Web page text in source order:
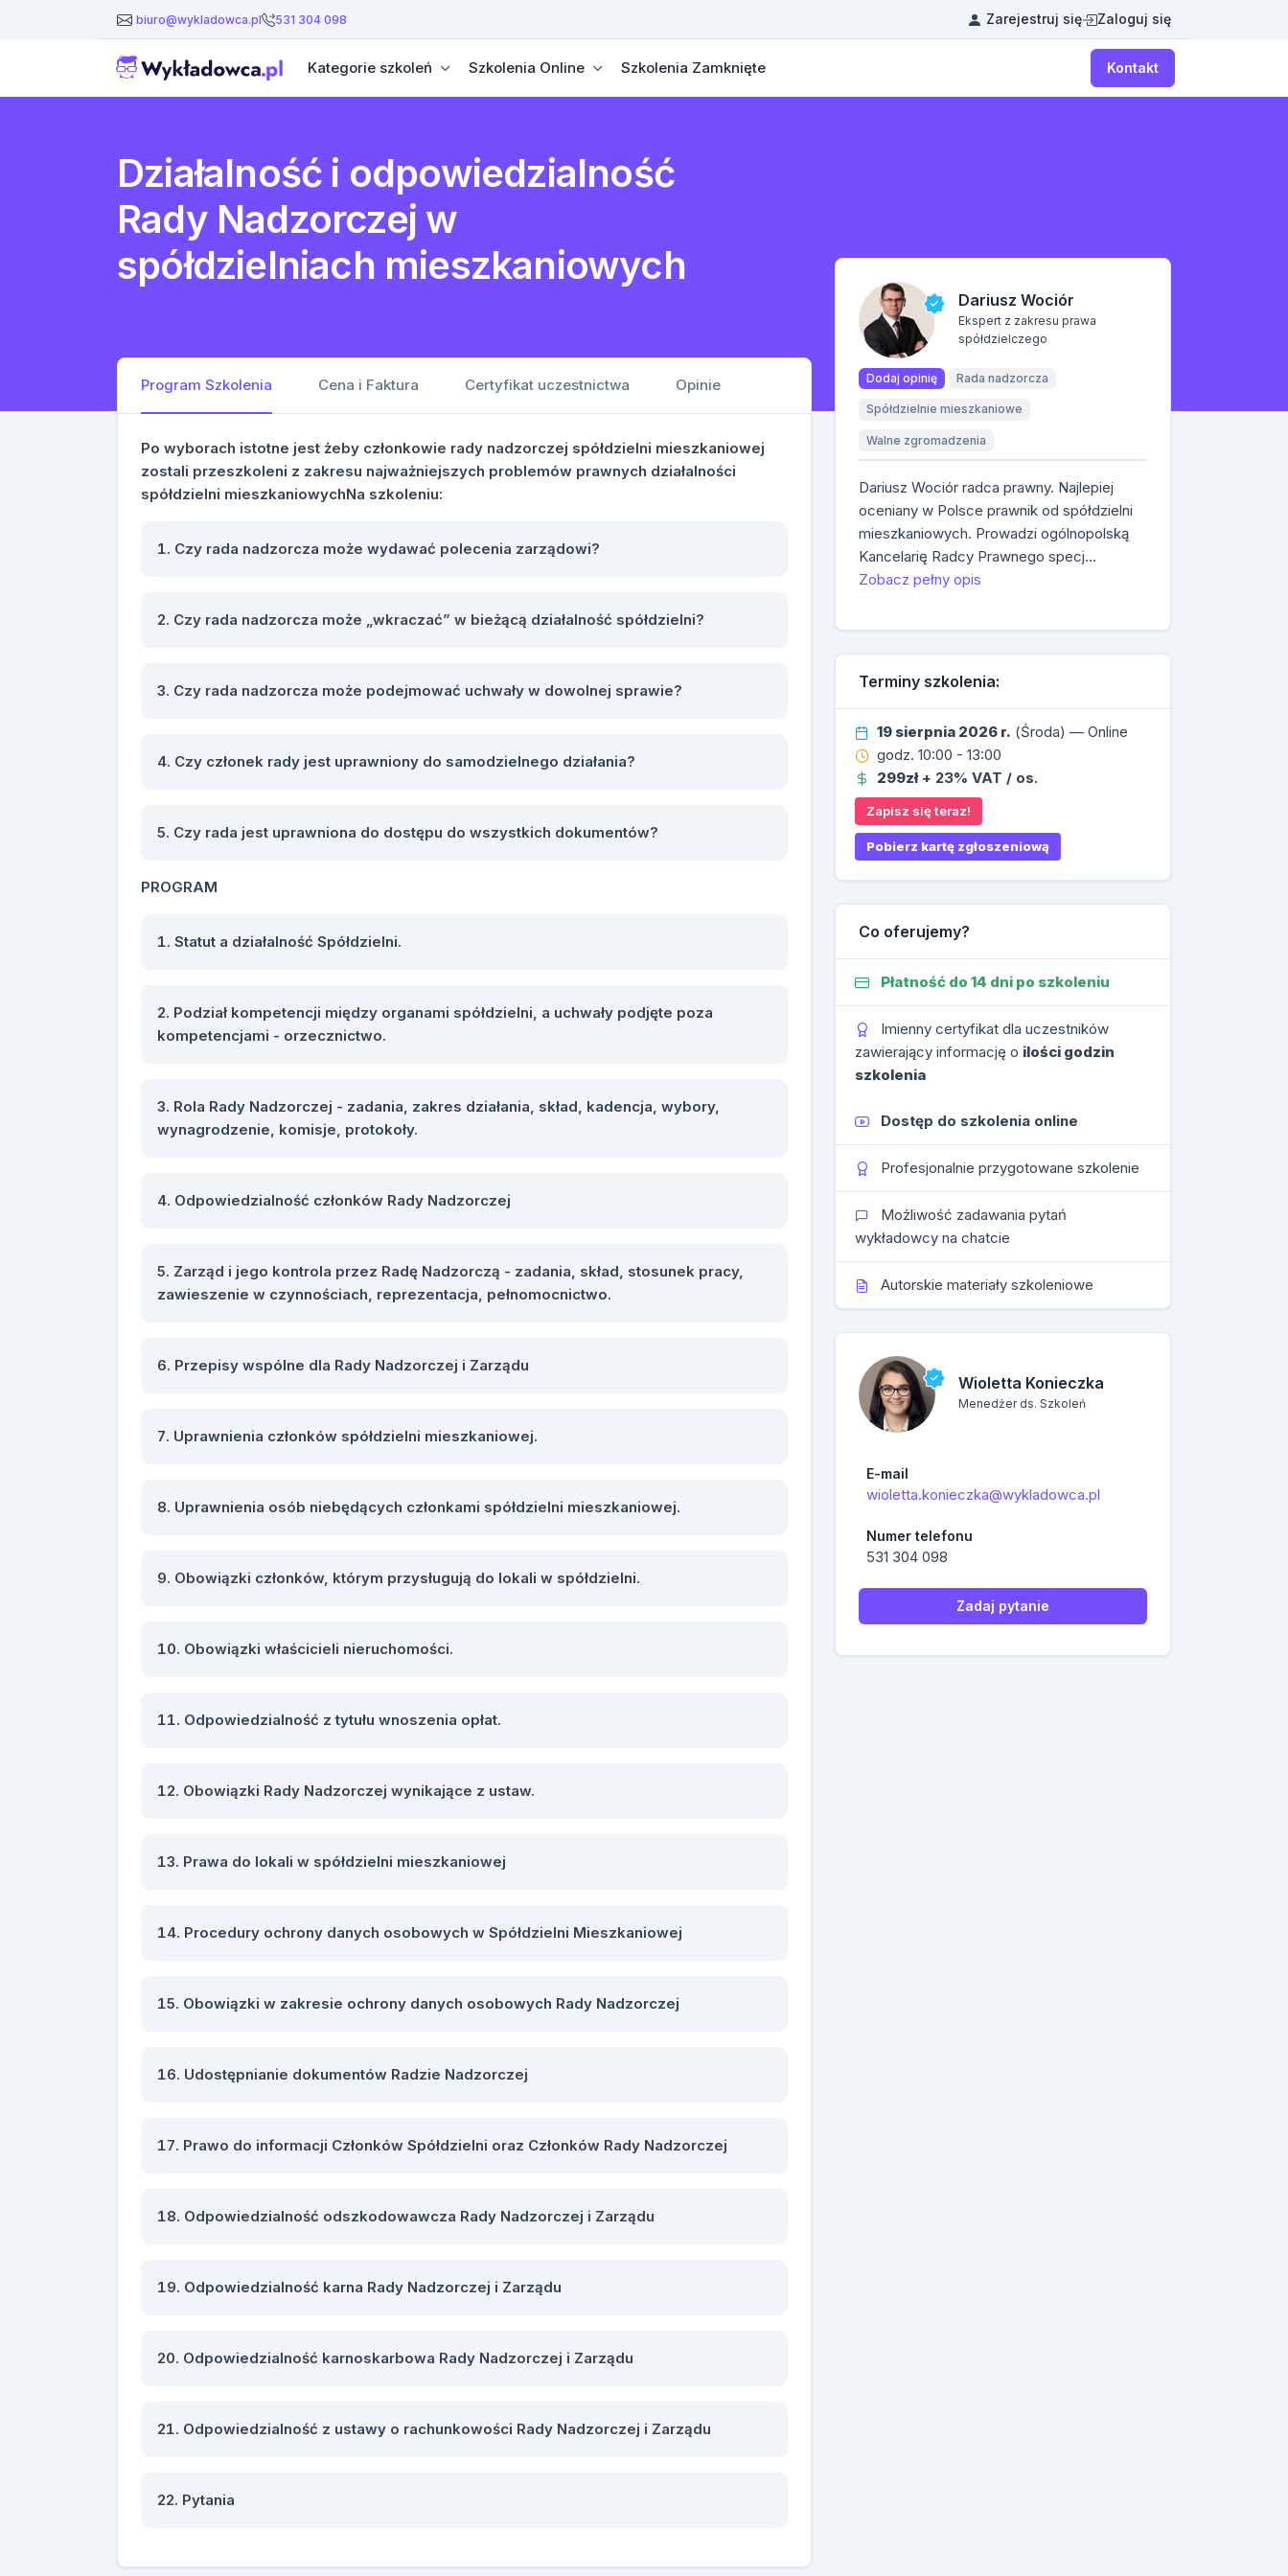
biuro@wykladowca.pl 531 304 098 Zarejestruj się Zaloguj się
Kontakt
Kategorie szkoleń Szkolenia Online Szkolenia Zamknięte
Działalność i odpowiedzialność
Rady Nadzorczej w
spółdzielniach mieszkaniowych
Program Szkolenia Cena i Faktura Certyfikat uczestnictwa Opinie
Po wyborach istotne jest żeby członkowie rady nadzorczej spółdzielni mieszkaniowej
zostali przeszkoleni z zakresu najważniejszych problemów prawnych działalności
spółdzielni mieszkaniowychNa szkoleniu:
Czy rada nadzorcza może wydawać polecenia zarządowi?
Czy rada nadzorcza może „wkraczać” w bieżącą działalność spółdzielni?
Czy rada nadzorcza może podejmować uchwały w dowolnej sprawie?
Czy członek rady jest uprawniony do samodzielnego działania?
Czy rada jest uprawniona do dostępu do wszystkich dokumentów?
PROGRAM
Statut a działalność Spółdzielni.
Podział kompetencji między organami spółdzielni, a uchwały podjęte poza
kompetencjami - orzecznictwo.
Rola Rady Nadzorczej - zadania, zakres działania, skład, kadencja, wybory,
wynagrodzenie, komisje, protokoły.
Odpowiedzialność członków Rady Nadzorczej
Zarząd i jego kontrola przez Radę Nadzorczą - zadania, skład, stosunek pracy,
zawieszenie w czynnościach, reprezentacja, pełnomocnictwo.
Przepisy wspólne dla Rady Nadzorczej i Zarządu
Uprawnienia członków spółdzielni mieszkaniowej.
Uprawnienia osób niebędących członkami spółdzielni mieszkaniowej.
Obowiązki członków, którym przysługują do lokali w spółdzielni.
Obowiązki właścicieli nieruchomości.
Odpowiedzialność z tytułu wnoszenia opłat.
Obowiązki Rady Nadzorczej wynikające z ustaw.
Prawa do lokali w spółdzielni mieszkaniowej
Procedury ochrony danych osobowych w Spółdzielni Mieszkaniowej
Obowiązki w zakresie ochrony danych osobowych Rady Nadzorczej
Udostępnianie dokumentów Radzie Nadzorczej
Prawo do informacji Członków Spółdzielni oraz Członków Rady Nadzorczej
Odpowiedzialność odszkodowawcza Rady Nadzorczej i Zarządu
Odpowiedzialność karna Rady Nadzorczej i Zarządu
Odpowiedzialność karnoskarbowa Rady Nadzorczej i Zarządu
Odpowiedzialność z ustawy o rachunkowości Rady Nadzorczej i Zarządu
Pytania
Dariusz Wociór
Ekspert z zakresu prawa
spółdzielczego
Dodaj opinię Rada nadzorcza
Spółdzielnie mieszkaniowe
Walne zgromadzenia
Dariusz Wociór radca prawny. Najlepiej
oceniany w Polsce prawnik od spółdzielni
mieszkaniowych. Prowadzi ogólnopolską
Kancelarię Radcy Prawnego specj…
Zobacz pełny opis
Terminy szkolenia:
19 sierpnia 2026 r. (Środa) — Online
godz. 10:00 - 13:00
299zł+ 23% VAT / os.
Zapisz się teraz!
Pobierz kartę zgłoszeniową
Co oferujemy?
Płatność do 14 dni po szkoleniu
Imienny certyfikat dla uczestników
zawierający informację o ilości godzin
szkolenia
Dostęp do szkolenia online
Profesjonalnie przygotowane szkolenie
Możliwość zadawania pytań
wykładowcy na chatcie
Autorskie materiały szkoleniowe
Wioletta Konieczka
Menedżer ds. Szkoleń
E-mail
wioletta.konieczka@wykladowca.pl
Numer telefonu
531 304 098
Zadaj pytanie